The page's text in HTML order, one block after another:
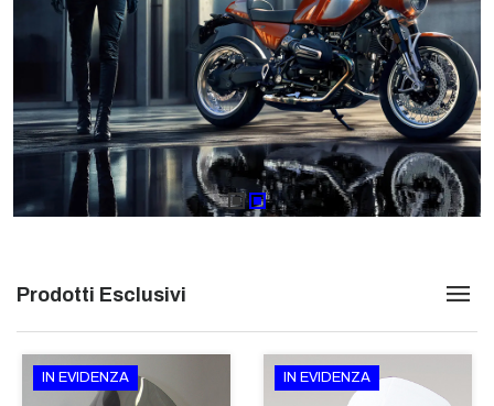
Prodotti Esclusivi
IN EVIDENZA IN EVIDENZA